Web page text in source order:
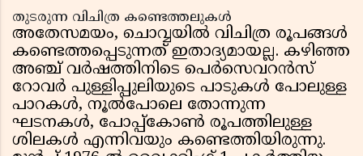
തുടരുന്ന വിചിത്ര കണ്ടെത്തലുകൾ
അതേസമയം, ചൊവ്വയിൽ വിചിത്ര രൂപങ്ങൾ
കണ്ടെത്തപ്പെടുന്നത് ഇതാദ്യമായല്ല. കഴിഞ്ഞ
അഞ്ച് വർഷത്തിനിടെ പെർസെവറൻസ്
റോവർ പുള്ളിപ്പുലിയുടെ പാടുകൾ പോലുള്ള
പാറകൾ, നൂൽപോലെ തോന്നുന്ന
ഘടനകൾ, പോപ്പ്കോൺ രൂപത്തിലുള്ള
ശിലകൾ എന്നിവയും കണ്ടെത്തിയിരുന്നു.